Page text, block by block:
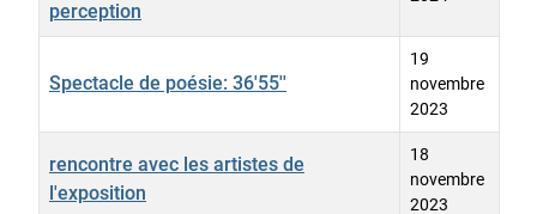
perception
Spectacle de poésie: 36'55''
19
novembre
2023
rencontre avec les artistes de
l'exposition
18
novembre
2023